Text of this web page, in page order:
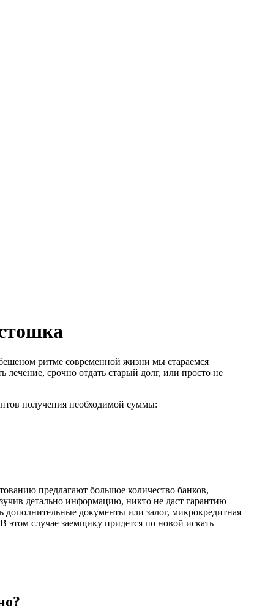
ритме современной жизни мы стараемся
срочно отдать старый долг, или просто не
получения необходимой суммы:
предлагают большое количество банков,
детально информацию, никто не даст гарантию
документы или залог, микрокредитная
этом случае заемщику придется по новой искать